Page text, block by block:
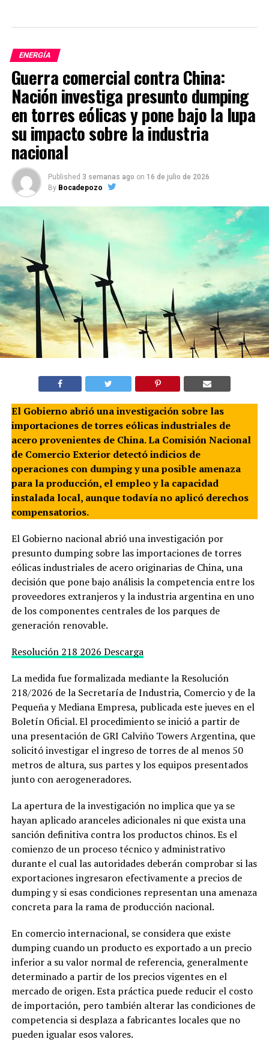
ENERGÍA
Guerra comercial contra China:
Nación investiga presunto dumping
en torres eólicas y pone bajo la lupa
su impacto sobre la industria
nacional
Published 3 semanas ago on 16 de julio de 2026
By Bocadepozo
El Gobierno abrió una investigación sobre las
importaciones de torres eólicas industriales de
acero provenientes de China. La Comisión Nacional
de Comercio Exterior detectó indicios de
operaciones con dumping y una posible amenaza
para la producción, el empleo y la capacidad
instalada local, aunque todavía no aplicó derechos
compensatorios.
El Gobierno nacional abrió una investigación por
presunto dumping sobre las importaciones de torres
eólicas industriales de acero originarias de China, una
decisión que pone bajo análisis la competencia entre los
proveedores extranjeros y la industria argentina en uno
de los componentes centrales de los parques de
generación renovable.
Resolución 218 2026 Descarga
La medida fue formalizada mediante la Resolución
218/2026 de la Secretaría de Industria, Comercio y de la
Pequeña y Mediana Empresa, publicada este jueves en el
Boletín Oficial. El procedimiento se inició a partir de
una presentación de GRI Calviño Towers Argentina, que
solicitó investigar el ingreso de torres de al menos 50
metros de altura, sus partes y los equipos presentados
junto con aerogeneradores.
La apertura de la investigación no implica que ya se
hayan aplicado aranceles adicionales ni que exista una
sanción definitiva contra los productos chinos. Es el
comienzo de un proceso técnico y administrativo
durante el cual las autoridades deberán comprobar si las
exportaciones ingresaron efectivamente a precios de
dumping y si esas condiciones representan una amenaza
concreta para la rama de producción nacional.
En comercio internacional, se considera que existe
dumping cuando un producto es exportado a un precio
inferior a su valor normal de referencia, generalmente
determinado a partir de los precios vigentes en el
mercado de origen. Esta práctica puede reducir el costo
de importación, pero también alterar las condiciones de
competencia si desplaza a fabricantes locales que no
pueden igualar esos valores.